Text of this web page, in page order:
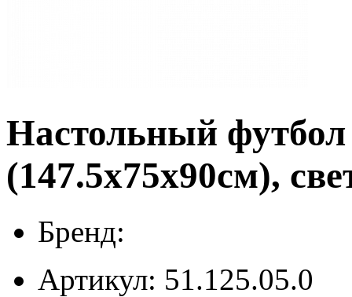
Настольный
(147.5x75x90см),
Бренд:
Артикул: 51.125.05.0